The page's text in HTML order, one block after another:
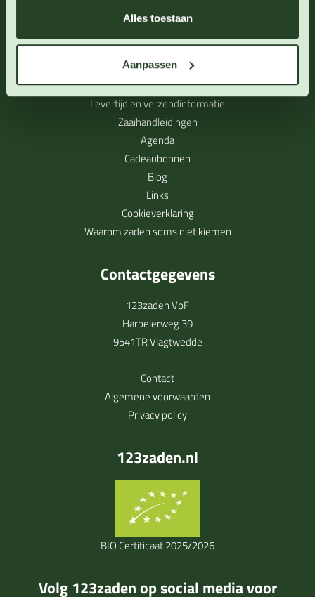
Alles toestaan
Aanpassen
Direct naar
Over 123zaden
Levertijd en verzendinformatie
Zaaihandleidingen
Agenda
Cadeaubonnen
Blog
Links
Cookieverklaring
Waarom zaden soms niet kiemen
Contactgegevens
123zaden VoF
Harpelerweg 39
9541TR Vlagtwedde
Contact
Algemene voorwaarden
Privacy policy
123zaden.nl
BIO Certificaat 2025/2026
Volg 123zaden op social media voor